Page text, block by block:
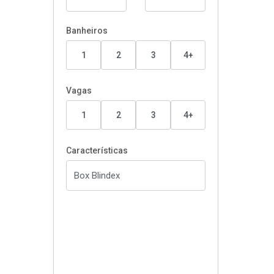
Banheiros
1 2 3 4+
Vagas
1 2 3 4+
Características